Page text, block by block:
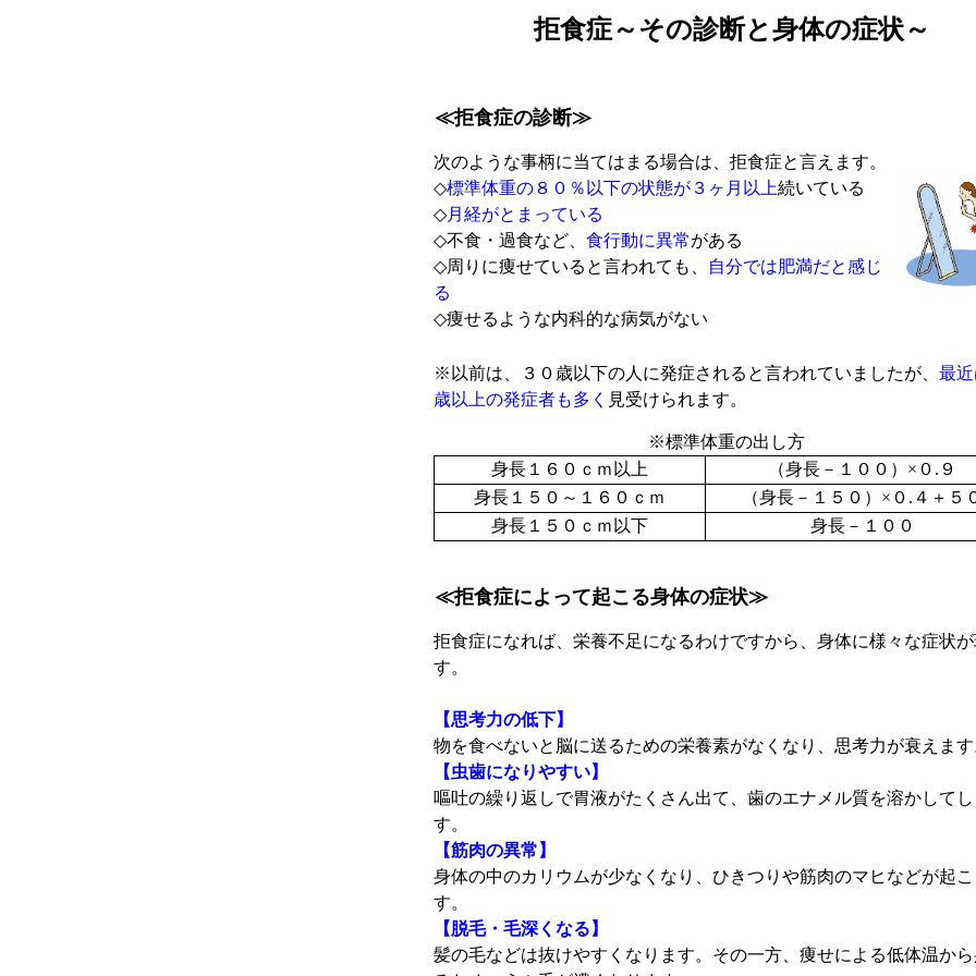
拒食症～その診断と身体の症状～
≪拒食症の診断≫
次のような事柄に当てはまる場合は、拒食症と言えます。
◇標準体重の８０％以下の状態が３ヶ月以上続いている
◇月経がとまっている
◇不食・過食など、 食行動に異常がある
◇周りに痩せていると言われても、
自分では肥満だと感じ
る
◇痩せるような内科的な病気がない
※以前は、３０歳以下の人に発症されると言われていましたが、 最
歳以上の発症者も多く 見受けられます。
※標準体重の出し方
身長１６０ｃｍ以上
（身長－１００）×０.９
身長１５０～１６０ｃｍ
（身長－１５０）×０.４＋５
身長１５０ｃｍ以下
身長－１００
≪拒食症によって起こる身体の症状≫
拒食症になれば、栄養不足になるわけですから、身体に様々な症状
す。
【思考力の低下】
物を食べないと脳に送るための栄養素がなくなり、思考力が衰えま
【虫歯になりやすい】
嘔吐の繰り返しで胃液がたくさん出て、歯のエナメル質を溶かして
す。
【筋肉の異常】
身体の中のカリウムが少なくなり、ひきつりや筋肉のマヒなどが起
す。
【脱毛・毛深くなる】
髪の毛などは抜けやすくなります。その一方、痩せによる低体温か